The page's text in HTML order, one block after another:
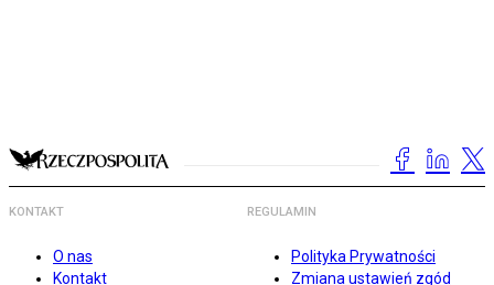
KONTAKT
O nas
Kontakt
REGULAMIN
Polityka Prywatności
Zmiana ustawień zgód